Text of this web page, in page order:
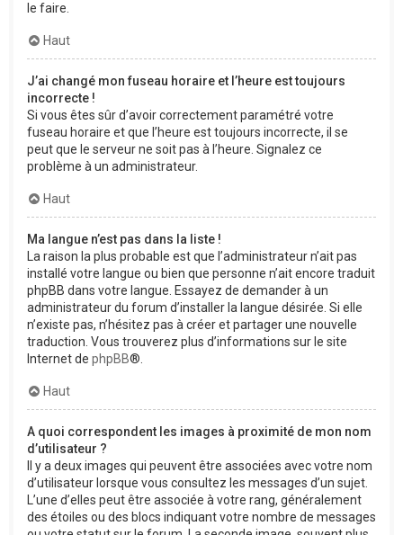
le faire.
Haut
J’ai changé mon fuseau horaire et l’heure est toujours
incorrecte !
Si vous êtes sûr d’avoir correctement paramétré votre
fuseau horaire et que l’heure est toujours incorrecte, il se
peut que le serveur ne soit pas à l’heure. Signalez ce
problème à un administrateur.
Haut
Ma langue n’est pas dans la liste !
La raison la plus probable est que l’administrateur n’ait pas
installé votre langue ou bien que personne n’ait encore traduit
phpBB dans votre langue. Essayez de demander à un
administrateur du forum d’installer la langue désirée. Si elle
n’existe pas, n’hésitez pas à créer et partager une nouvelle
traduction. Vous trouverez plus d’informations sur le site
Internet de phpBB®.
Haut
A quoi correspondent les images à proximité de mon nom
d’utilisateur ?
Il y a deux images qui peuvent être associées avec votre nom
d’utilisateur lorsque vous consultez les messages d’un sujet.
L’une d’elles peut être associée à votre rang, généralement
des étoiles ou des blocs indiquant votre nombre de messages